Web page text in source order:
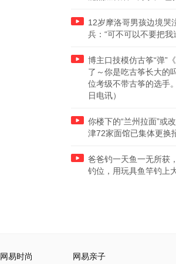
12岁摩洛哥男孩边境哭
兵：“可不可以不要把我
博主口技模仿古筝“弹”
了～你是吃古筝长大的
位考级不带古筝的选手
日电讯）
你楼下的“兰州拉面”或
津72家面馆已集体更换
爸爸钓一天鱼一无所获
钓位，用玩具鱼竿钓上
网易时尚 网易亲子